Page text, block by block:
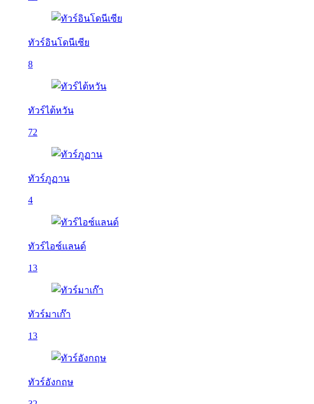
ทัวร์อินโดนีเซีย
8
ทัวร์ไต้หวัน
72
ทัวร์ภูฏาน
4
ทัวร์ไอซ์แลนด์
13
ทัวร์มาเก๊า
13
ทัวร์อังกฤษ